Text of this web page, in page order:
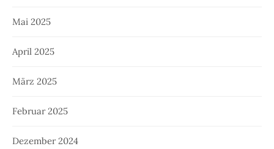
Mai 2025
April 2025
März 2025
Februar 2025
Dezember 2024